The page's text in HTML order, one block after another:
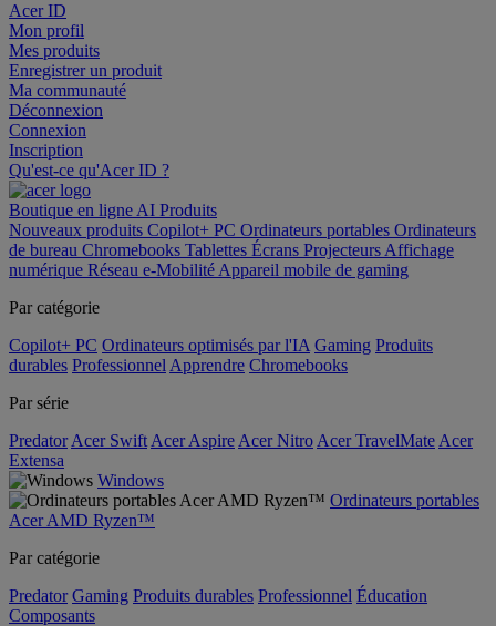
Acer ID
Mon profil
Mes produits
Enregistrer un produit
Ma communauté
Déconnexion
Connexion
Inscription
Qu'est-ce qu'Acer ID ?
Boutique en ligne AI Produits
Nouveaux produits Copilot+ PC Ordinateurs portables Ordinateurs
de bureau Chromebooks Tablettes Écrans Projecteurs Affichage
numérique Réseau e-Mobilité Appareil mobile de gaming
Par catégorie
Copilot+ PC Ordinateurs optimisés par l'IA Gaming Produits
durables Professionnel Apprendre Chromebooks
Par série
Predator Acer Swift Acer Aspire Acer Nitro Acer TravelMate Acer
Extensa
Windows
Ordinateurs portables
Acer AMD Ryzen™
Par catégorie
Predator Gaming Produits durables Professionnel Éducation
Composants